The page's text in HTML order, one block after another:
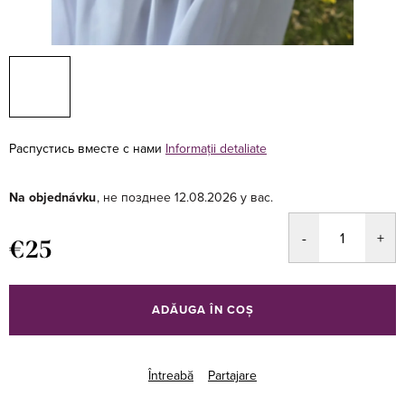
Распустись вместе с нами Informaţii detaliate
Na objednávku 12.08.2026
€25
preţ:
ADĂUGA ÎN COŞ
Întreabă Partajare